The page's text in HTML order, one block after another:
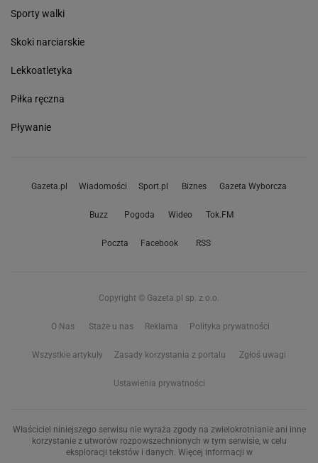
Sporty walki
Skoki narciarskie
Lekkoatletyka
Piłka ręczna
Pływanie
Gazeta.pl Wiadomości Sport.pl Biznes Gazeta Wyborcza
Buzz Pogoda Wideo Tok.FM
Poczta Facebook RSS
Copyright © Gazeta.pl sp. z o.o.
O Nas Staże u nas Reklama Polityka prywatności
Wszystkie artykuły Zasady korzystania z portalu Zgłoś uwagi
Ustawienia prywatności
Właściciel niniejszego serwisu nie wyraża zgody na zwielokrotnianie ani inne
korzystanie z utworów rozpowszechnionych w tym serwisie, w celu
eksploracji tekstów i danych. Więcej informacji w